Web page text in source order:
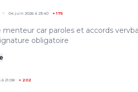
04 juin 2026 à 23:40 +175
menteur car paroles et accords
obligatoire
21:08 + 202